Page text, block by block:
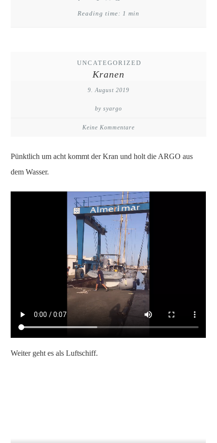
Reading time: 1 min
UNCATEGORIZED
Kranen
9. August 2019
by syargo
Keine Kommentare
Pünktlich um acht kommt der Kran und holt die ARGO aus
dem Wasser.
Weiter geht es als Luftschiff.